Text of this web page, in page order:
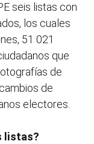
seis listas con
los cuales
51 021
que
de
de
electores.
listas?